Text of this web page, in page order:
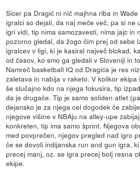
Sicer pa Dragić ni nič majhna riba in
igralci so dejali, da naj meče več, pa si ne
igri vidi, tip nima samozavesti, nima jajc in
pozorno gledal, da žogo čim prej od sebe
igralcev v ligi, ki je kasiral največ blokad,
od časov, ko smo ga gledali v Sloveniji in
Namreč basketball IQ od Dragića je res
zaletava in nabija v raketo. V kolikor
še slučajno kdo na njega fokusira, tip
da je drugače. Tip je samo soliden atlet
dejansko je za njega cel dogodek če
njegove višine v NBAju na alley-upe
konkreten, tip ima samo šprint. Njegova
med povprečen, njegov pregled nad igro
če se dovoli indijanska run and gun igra,
precej manj, oz. se igra precej bolj resna
ekipe.